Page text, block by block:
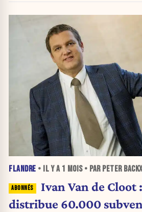
FLANDRE • IL Y A 1 MOIS• PAR PETER
Ivan Van de Cloot
distribue 60.000